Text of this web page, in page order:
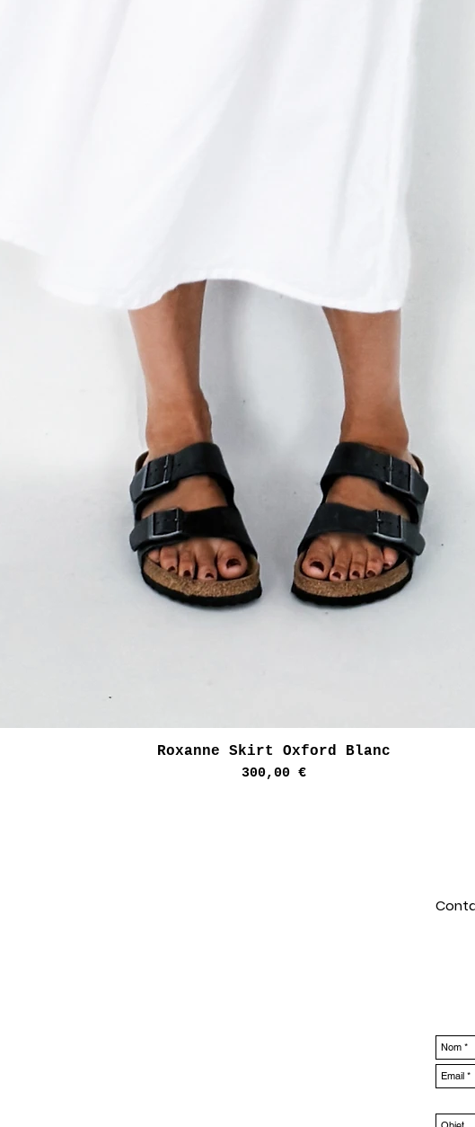
Aperçu rapide
Roxanne Skirt Oxford Blanc
Prix
300,00 €